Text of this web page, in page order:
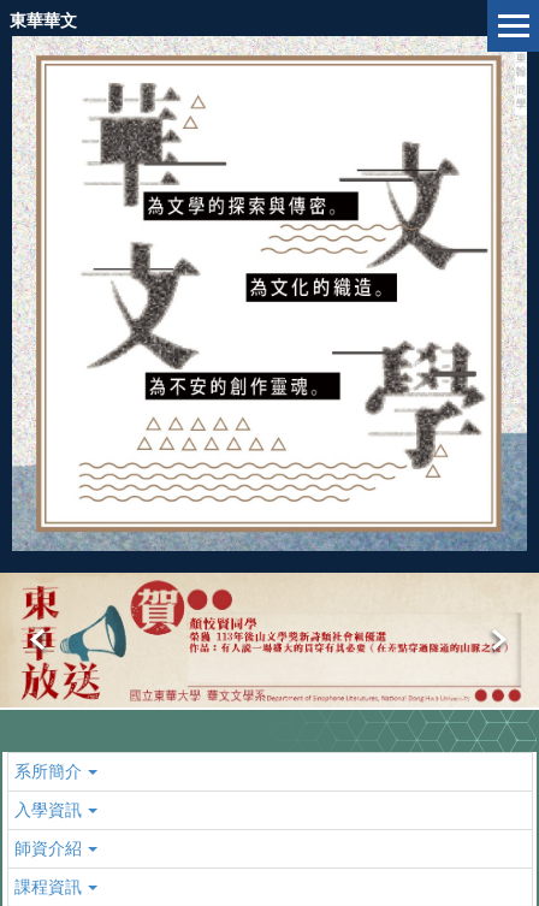
跳
到
主
要
內
容
區
東華華文
系所簡介
入學資訊
師資介紹
課程資訊